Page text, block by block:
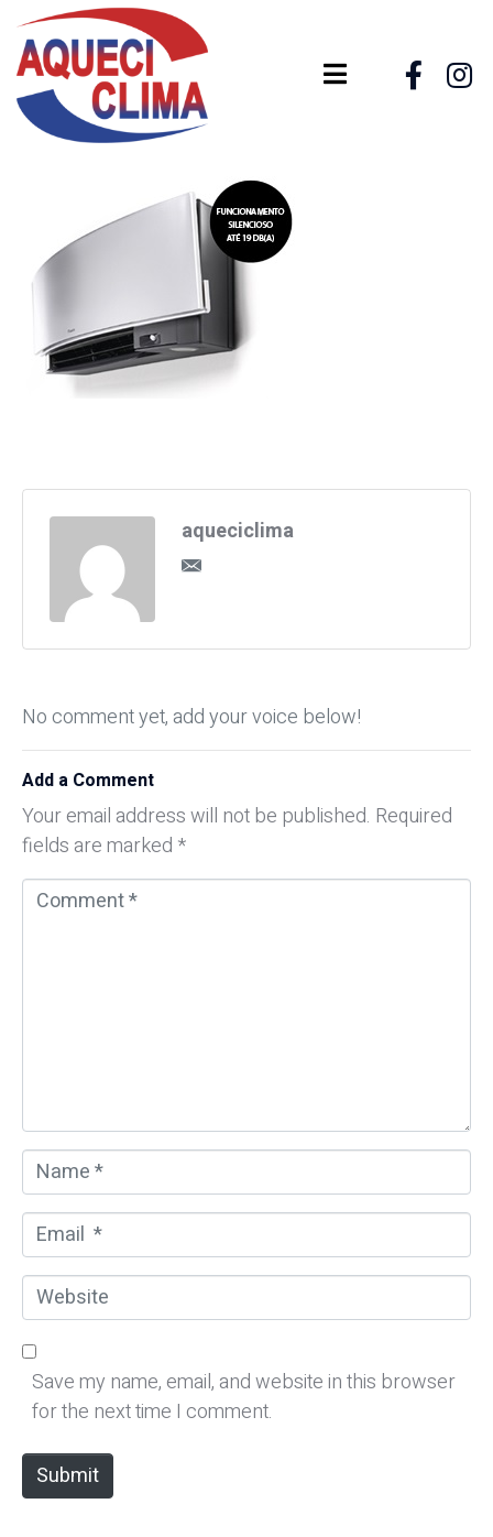
aqueciclima
No comment yet, add your voice below!
Add a Comment
Your email address will not be published. Required
fields are marked *
a
m
e
*
m
a
i
l
W
e
b
Save my name, email, and website in this browser
for the next time I comment.
Submit